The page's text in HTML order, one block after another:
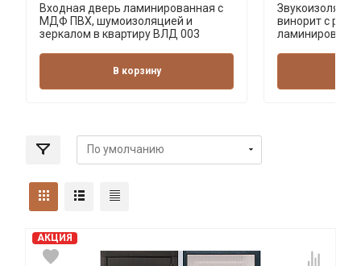
Входная дверь ламинированная с
МДФ ПВХ, шумоизоляцией и
зеркалом в квартиру ВЛД 003
В корзину
винорит с
АКЦИЯ